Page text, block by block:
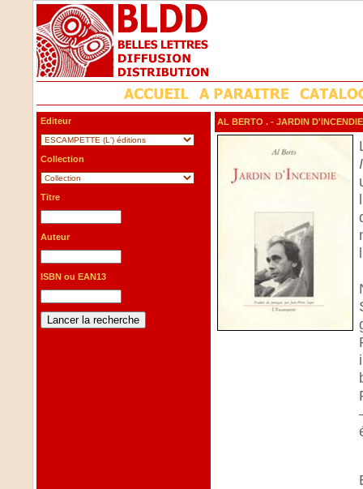
Editeur
Collection
Titre
Auteur
ISBN ou EAN13
AL BERTO . - JARDIN D'INCENDIE